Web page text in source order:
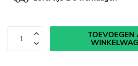
TOEVOEGEN